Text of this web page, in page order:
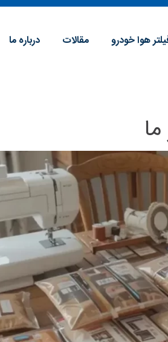
هوا خودرو مقالات درباره ما